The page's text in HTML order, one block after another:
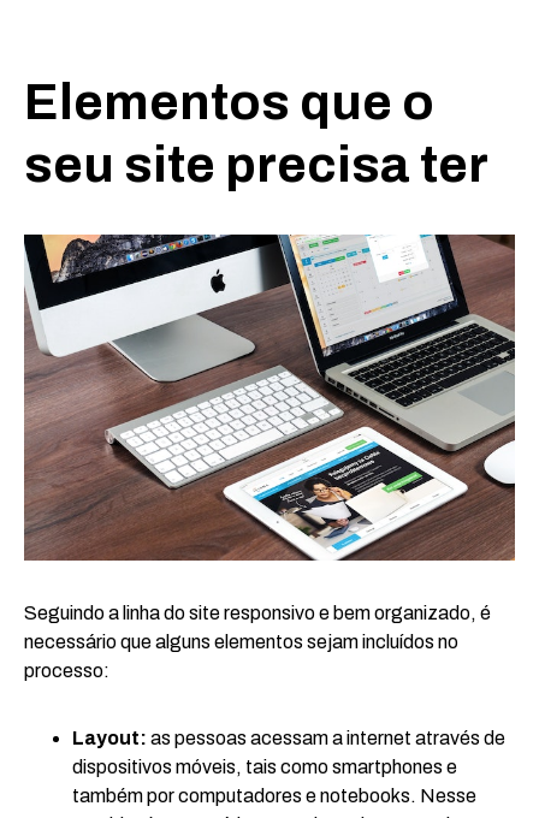
Elementos que o
seu site precisa ter
Seguindo a linha do site responsivo e bem organizado, é
necessário que alguns elementos sejam incluídos no
processo:
Layout: as pessoas acessam a internet através de
dispositivos móveis, tais como smartphones e
também por computadores e notebooks. Nesse